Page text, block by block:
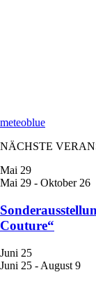
meteoblue
NÄCHSTE
Mai 29
Mai 29 - Oktober 26
Couture“
Juni 25
Juni 25 - August 9